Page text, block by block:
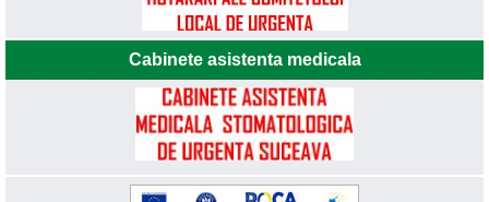
Cabinete asistenta medicala